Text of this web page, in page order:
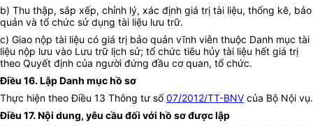
b) Thu thập, sắp xếp, chỉnh lý, xác định giá trị tài liệu, thống kê, bảo
quản và tổ chức sử dụng tài liệu lưu trữ.
c) Giao nộp tài liệu có giá trị bảo quản vĩnh viễn thuộc Danh mục tài
liệu nộp lưu vào Lưu trữ lịch sử; tổ chức tiêu hủy tài liệu hết giá trị
theo Quyết định của người đứng đầu cơ quan, tổ chức.
Điều 16. Lập Danh mục hồ sơ
Thực hiện theo Điều 13 Thông tư số07/2012/TT-BNV của Bộ Nội vụ.
Điều 17. Nội dung, yêu cầu đối với hồ sơ được lập